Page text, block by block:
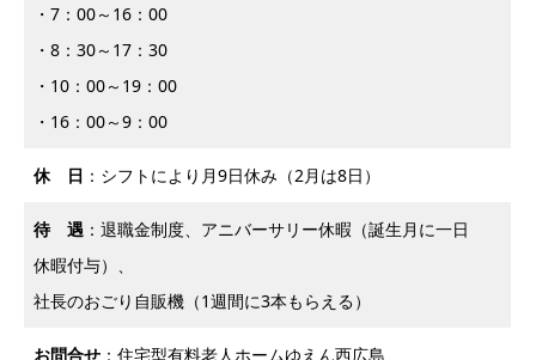
・7：00～16：00
・8：30～17：30
・10：00～19：00
・16：00～9：00
休 日 ：シフトにより月9日休み（2月は8日）
待 遇 ：退職金制度、アニバーサリー休暇（誕生月に一日
休暇付与）、
社長のおごり自販機（1週間に3本もらえる）
お問合せ ：住宅型有料老人ホームゆえん西広島